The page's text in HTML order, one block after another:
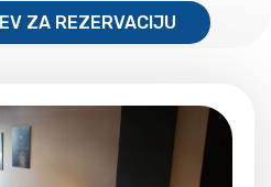
ZA REZERVACIJU